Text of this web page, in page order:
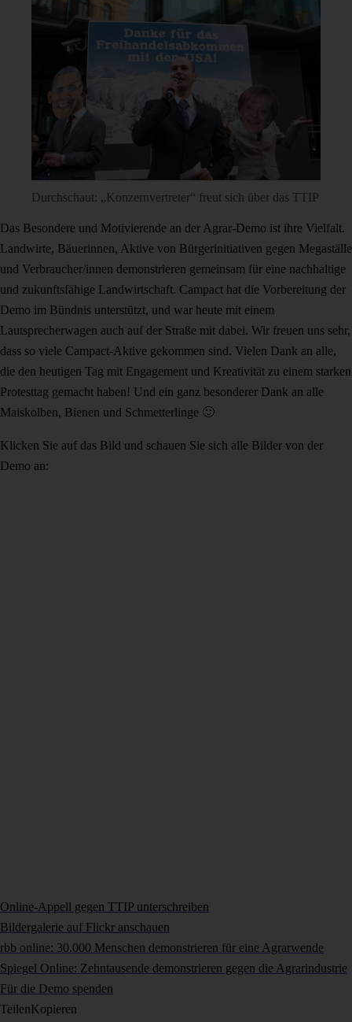
Durchschaut: „Konzernvertreter“ freut sich über das TTIP
Das Besondere und Motivierende an der Agrar-Demo ist ihre Vielfalt.
Landwirte, Bäuerinnen, Aktive von Bürgerinitiativen gegen Megaställe
und Verbraucher/innen demonstrieren gemeinsam für eine nachhaltige
und zukunftsfähige Landwirtschaft. Campact hat die Vorbereitung der
Demo im Bündnis unterstützt, und war heute mit einem
Lautsprecherwagen auch auf der Straße mit dabei. Wir freuen uns sehr,
dass so viele Campact-Aktive gekommen sind. Vielen Dank an alle,
die den heutigen Tag mit Engagement und Kreativität zu einem starken
Protesttag gemacht haben! Und ein ganz besonderer Dank an alle
Maiskolben, Bienen und Schmetterlinge 🙂
Klicken Sie auf das Bild und schauen Sie sich alle Bilder von der
Demo an:
Online-Appell gegen TTIP unterschreiben
Bildergalerie auf Flickr anschauen
rbb online: 30.000 Menschen demonstrieren für eine Agrarwende
Spiegel Online: Zehntausende demonstrieren gegen die Agrarindustrie
Für die Demo spenden
TeilenKopieren